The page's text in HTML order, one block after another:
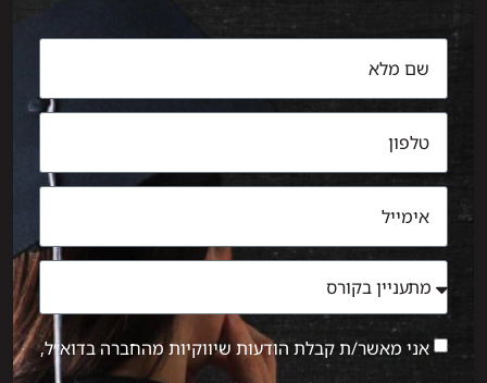
אני מאשר/ת קבלת הודעות שיווקיות מהחברה בדוא״ל,